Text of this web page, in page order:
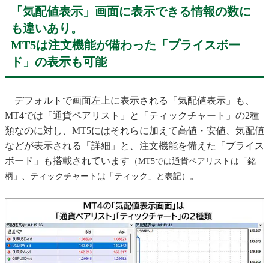
「気配値表示」画面に表示できる情報の数に
も違いあり。
MT5は注文機能が備わった「プライスボー
ド」の表示も可能
デフォルトで画面左上に表示される「気配値表示」も、
MT4では「通貨ペアリスト」と「ティックチャート」の2種
類なのに対し、MT5にはそれらに加えて高値・安値、気配値
などが表示される「詳細」と、注文機能を備えた「プライス
ボード」も搭載されています （MT5では通貨ペアリストは「銘
柄」、ティックチャートは「ティック」と表記）
。